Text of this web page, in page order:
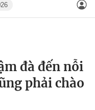
đà đến nỗi
phải chào